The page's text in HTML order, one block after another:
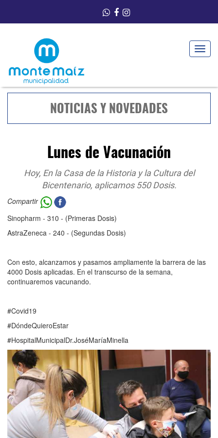
Toggle
NOTICIAS Y NOVEDADES
Lunes de Vacunación
Hoy, En la Casa de la Historia y la Cultura del
Bicentenario, aplicamos 550 Dosis.
Compartir
Sinopharm - 310 - (Primeras Dosis)
AstraZeneca - 240 - (Segundas Dosis)
Con esto, alcanzamos y pasamos ampliamente la barrera de las
4000 Dosis aplicadas. En el transcurso de la semana,
continuaremos vacunando.
#Covid19
#DóndeQuieroEstar
#HospitalMunicipalDr.JoséMaríaMinella